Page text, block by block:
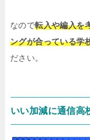
なので転入や編入を
ングが合っている学
ださい。
いい加減に通信高